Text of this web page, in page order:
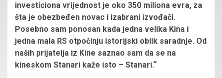
investiciona vrijednost je oko 350 miliona evra, za
šta je obezbeđen novac i izabrani izvođači.
Posebno sam ponosan kada jedna velika Kina i
jedna mala RS otpočinju istorijski oblik saradnje. Od
naših prijatelja iz Kine saznao sam da se na
kineskom Stanari kaže isto – Stanari.“